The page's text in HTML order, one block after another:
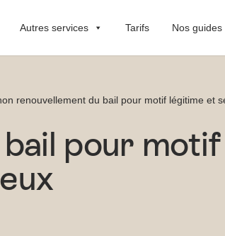
Autres services Tarifs Nos guides
renouvellement du bail pour motif légitime et
pour motif